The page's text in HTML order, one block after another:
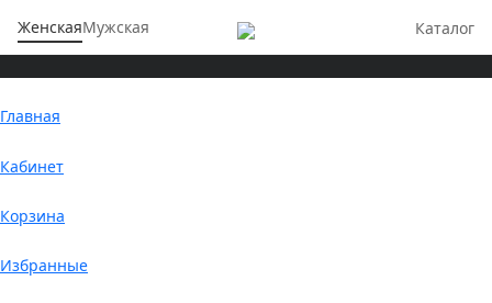
ЖенскаяМужская Каталог
Главная
Кабинет
Корзина
Избранные